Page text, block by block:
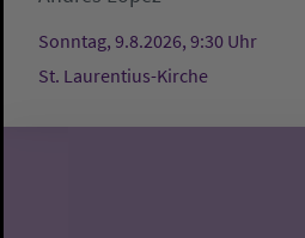
Sonntag, 9.8.2026, 9:30 Uhr
St. Laurentius-Kirche